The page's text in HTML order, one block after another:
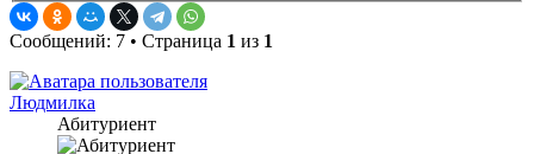
Сообщений: 7 • Страница 1 из 1
Людмилка
Абитуриент